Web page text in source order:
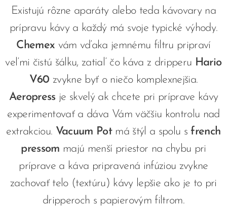
Existujú rôzne aparáty alebo teda kávovary na
prípravu kávy a každý má svoje typické výhody.
Chemex vám vďaka jemnému filtru pripraví
veľmi čistú šálku, zatiaľ čo káva z dripperu Hario
V60 zvykne byť o niečo komplexnejšia.
Aeropress je skvelý ak chcete pri príprave kávy
experimentovať a dáva Vám väčšiu kontrolu nad
extrakciou. Vacuum Potmá štýl a spolu s french
pressom majú menší priestor na chybu pri
príprave a káva pripravená infúziou zvykne
zachovať telo (textúru) kávy lepšie ako je to pri
dripperoch s papierovým filtrom.